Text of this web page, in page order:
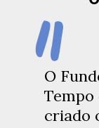
O
Tempo
criado